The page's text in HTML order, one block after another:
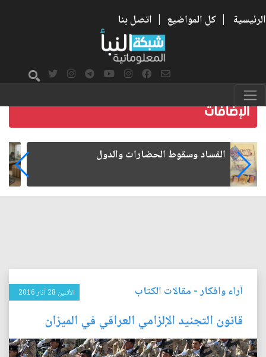
الرئيسية | كل المواضيع | اتصل بنا
رواتب الموظفين على صفيح ساخن
آراء وافكار- مقالات الكتاب الأثنين 28 آذار 2016
قانون التجنيد الإلزامي العراقي في الميزان